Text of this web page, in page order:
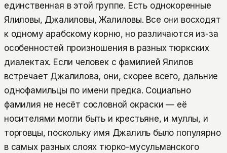
единственная в этой группе. Есть однокоренные
Ялиловы, Джалиловы, Жалиловы. Все они восходят
к одному арабскому корню, но различаются из-за
особенностей произношения в разных тюркских
диалектах. Если человек с фамилией Ялилов
встречает Джалилова, они, скорее всего, дальние
однофамильцы по имени предка. Социально
фамилия не несёт сословной окраски — её
носителями могли быть и крестьяне, и муллы, и
торговцы, поскольку имя Джалиль было популярно
в самых разных слоях тюрко-мусульманского